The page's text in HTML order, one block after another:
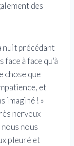
des
nuit précédant
face à face qu'à
chose que
et
imaginé ! »
nerveux
nous
pleuré et